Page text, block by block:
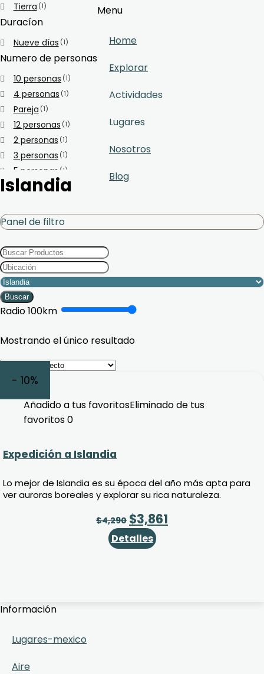
Tierra (1)
Duracíon
Nueve días (1)
Numero de personas
10 personas (1)
4 personas (1)
Pareja (1)
12 personas (1)
2 personas (1)
3 personas (1)
5 personas (1)
6 personas (1)
8 personas(1)
Islandia
Panel de filtro
Buscar
Radio100km
Mostrando el único resultado
- 10%
Añadido a tus favoritosEliminado de tus
favoritos0
Expedición a Islandia
Lo mejor de Islandia es su época del año más apta para
ver auroras boreales y explorar su rica naturaleza.
$4,290 $3,861
Detalles
Menu
Home
Explorar
Actividades
Lugares
Nosotros
Blog
Información
Lugares-mexico
Aire